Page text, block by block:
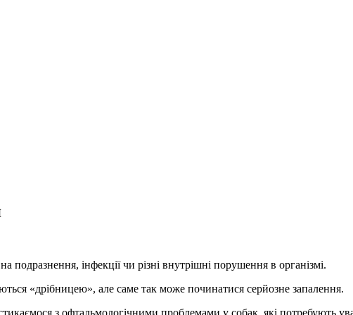
інфекції чи різні внутрішні порушення в організмі.
«дрібницею», але саме так може починатися серйозне запалення.